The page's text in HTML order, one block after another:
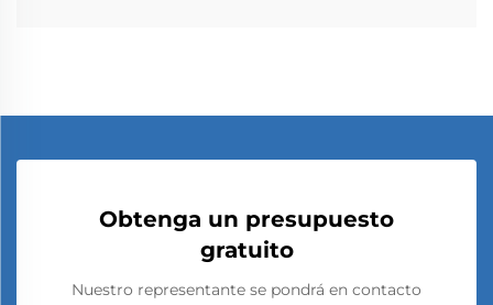
Obtenga un presupuesto
gratuito
Nuestro representante se pondrá en contacto